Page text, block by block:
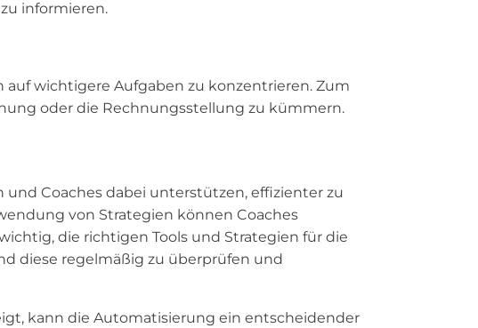
informieren.
wichtigere Aufgaben zu konzentrieren. Zum
oder die Rechnungsstellung zu kümmern.
Coaches dabei unterstützen, effizienter zu
von Strategien können Coaches
die richtigen Tools und Strategien für die
diese regelmäßig zu überprüfen und
kann die Automatisierung ein entscheidender